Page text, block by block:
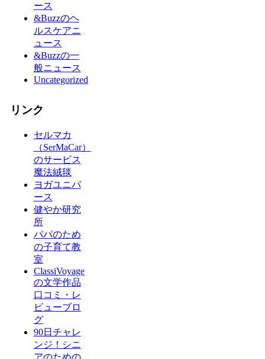
ース
&Buzzのヘ
ルスケアニ
ュース
&Buzzの一
般ニュース
Uncategorized
リンク
セルマカ
（SerMaCar）
のサービス
魔法絨毯
ヨガユニバ
ース
健やか研究
所
パパのため
の子育て教
室
ClassiVoyage
の文学作品
口コミ・レ
ビューブロ
グ
90日チャレ
ンジ！シニ
アのための